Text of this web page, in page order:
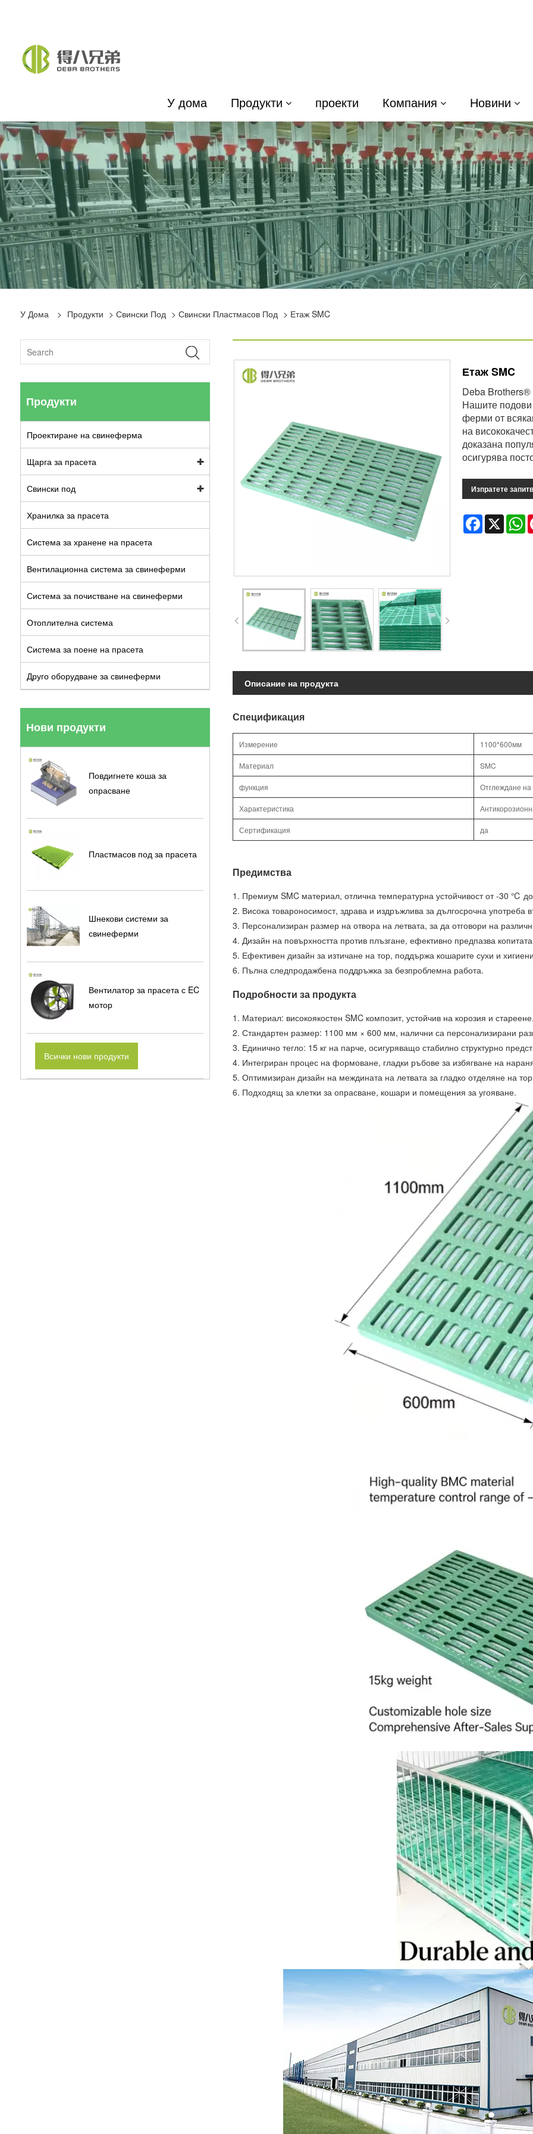
У дома Продукти проекти Компания Новини
У Дома > Продукти > Свински Под > Свински Пластмасов Под > Етаж SMC
Продукти
Проектиране на свинеферма
Щарга за прасета
Свински под
Хранилка за прасета
Система за хранене на прасета
Вентилационна система за свинеферми
Система за почистване на свинеферми
Отоплителна система
Система за поене на прасета
Друго оборудване за свинеферми
Нови продукти
Повдигнете коша за
опрасване
Пластмасов под за прасета
Шнекови системи за
свинеферми
Вентилатор за прасета с EC
мотор
Всички нови продукти
Етаж SMC
Deba
Нашите подови
ферми от
на
доказана
осигурява
Изпратете
Facebook
X
Описание на продукта
Спецификация
Измерение 1100*600мм
Материал SMC
функция Отглеждане на
Характеристика
Сертификация да
Предимства
1. Премиум SMC материал, отлична температурна устойчивост от -30 ℃
2. Висока товароносимост, здрава и издръжлива за дългосрочна употреба
3. Персонализиран размер на отвора на летвата, за да отговори на
4. Дизайн на повърхността против плъзгане, ефективно предпазва
5. Ефективен дизайн за изтичане на тор, поддържа кошарите сухи и
6. Пълна следпродажбена поддръжка за безпроблемна работа.
Подробности за продукта
1. Материал: високоякостен SMC композит, устойчив на корозия и
2. Стандартен размер: 1100 мм × 600 мм, налични са персонализирани
3. Единично тегло: 15 кг на парче, осигуряващо стабилно структурно
4. Интегриран процес на формоване, гладки ръбове за избягване на
5. Оптимизиран дизайн на междината на летвата за гладко отделяне на
6. Подходящ за клетки за опрасване, кошари и помещения за угояване.